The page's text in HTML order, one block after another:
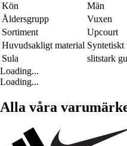
Kön
Män
Åldersgrupp
Vuxen
Sortiment
Upcourt
Huvudsakligt material Syntetiskt
Sula
slitstark
Loading...
Loading...
Alla våra